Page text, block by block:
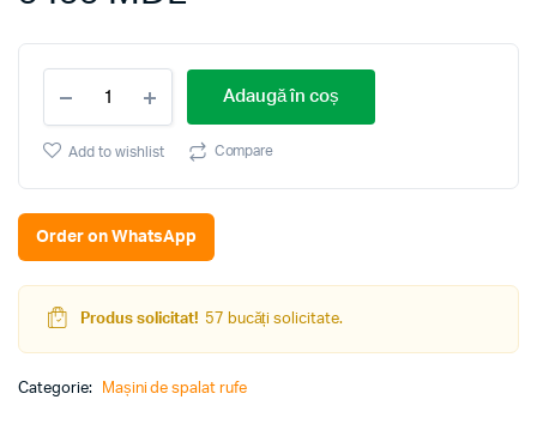
spălat
Sharp
9kg
Alb
quantity
Adaugă în coș
Add to wishlist Compare
Order on WhatsApp
Produs solicitat! 57 bucăți solicitate.
Categorie: Mașini de spalat rufe